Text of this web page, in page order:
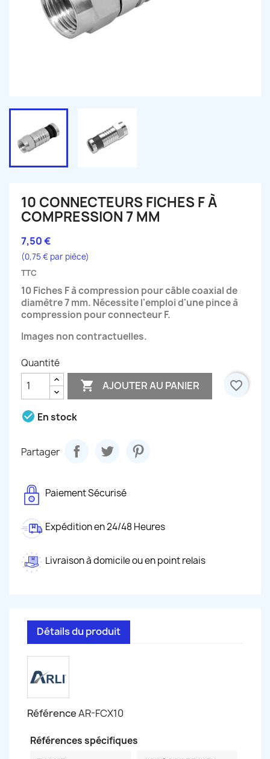
10 CONNECTEURS FICHES F À
COMPRESSION 7 MM
7,50 €
(0,75 € par pièce)
TTC
10 Fiches F à compression pour câble coaxial de
diamètre 7 mm. Nécessite l'emploi d'une pince à
compression pour connecteur F.
Images non contractuelles.
Quantité
 AJOUTER AU PANIER favorite_border
check_circle En stock
Partager
Paiement Sécurisé
Expédition en 24/48 Heures
Livraison à domicile ou en point relais
Détails du produit
RéférenceAR-FCX10
Références spécifiques